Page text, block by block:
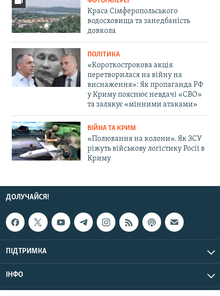
Краса Сімферопольського
водосховища та занедбаність
довкола
ПОЛІТИКА
«Короткострокова акція
перетворилася на війну на
виснаження»: Як пропаганда РФ
у Криму пояснює невдачі «СВО»
та залякує «мінними атаками»
ВІЙНА ТА КРИМ
«Полювання на колони». Як ЗСУ
ріжуть військову логістику Росії в
Криму
ДОЛУЧАЙСЯ!
ПІДТРИМКА
ІНФО